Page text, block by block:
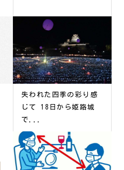
失われた四季の彩り感
じて 18日から姫路城
で...